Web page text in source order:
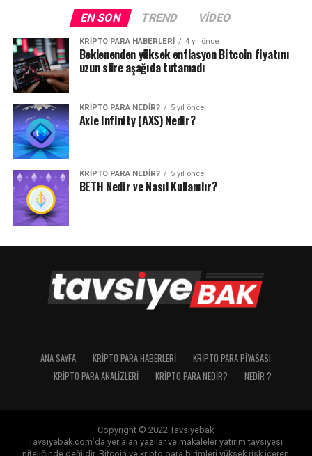
EN SON TREND VIDEO
KRIPTO PARA HABERLERI 4 yıl önce
Beklenenden yüksek enflasyon Bitcoin fiyatını
uzun süre aşağıda tutamadı
KRIPTO PARA NEDIR? 5 yıl önce
Axie Infinity (AXS) Nedir?
KRIPTO PARA NEDIR? 5 yıl önce
BETH Nedir ve Nasıl Kullanılır?
ANA SAYFA KRIPTO PARA HABERLERI
KRIPTO PARA PIYASASI
KRIPTO PARA ANALIZLERI
KRIPTO PARA NEDIR? NEDIR ?
Copyright © 2022 Tavsiyebak
Tavsiyebak.com’da yer alan yazılar ve makaleler yatırım tavsiyesi
niteliğinde değildir. Bitcoin ve kripto para birimleri yüksek risk içeren